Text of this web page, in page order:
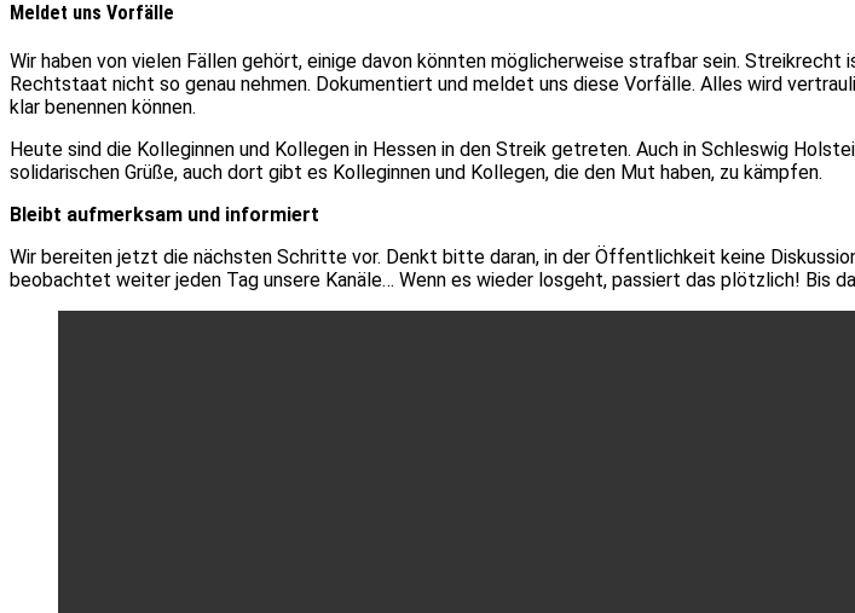
Meldet uns Vorfälle
Wir haben von vielen Fällen gehört, einige davon könnten möglicherweise strafbar sein.
Rechtstaat nicht so genau nehmen. Dokumentiert und meldet uns diese Vorfälle. Alles wird
klar benennen können.
Heute sind die Kolleginnen und Kollegen in Hessen in den Streik getreten. Auch in Schleswig
solidarischen Grüße, auch dort gibt es Kolleginnen und Kollegen, die den Mut haben, zu kämpfen.
Bleibt aufmerksam und informiert
Wir bereiten jetzt die nächsten Schritte vor. Denkt bitte daran, in der Öffentlichkeit keine
beobachtet weiter jeden Tag unsere Kanäle… Wenn es wieder losgeht, passiert das plötzlich! Bis